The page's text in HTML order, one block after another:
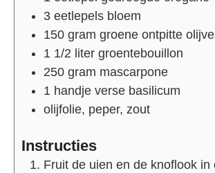
3 eetlepels bloem
150 gram groene ontpitte
1 1/2 liter groentebouillon
250 gram mascarpone
1 handje verse basilicum
olijfolie, peper, zout
Instructies
Fruit de uien en de knoflook in